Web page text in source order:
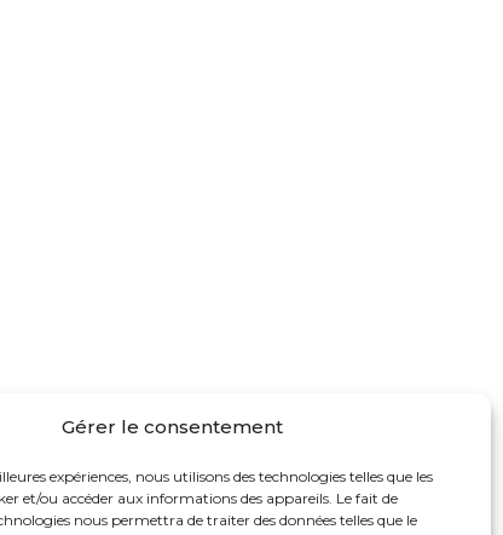
Gérer le consentement
expériences, nous utilisons des technologies telles que les
et/ou accéder aux informations des appareils. Le fait de
nous permettra de traiter des données telles que le